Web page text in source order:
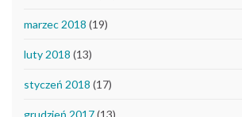
marzec 2018 (19)
luty 2018 (13)
styczeń 2018 (17)